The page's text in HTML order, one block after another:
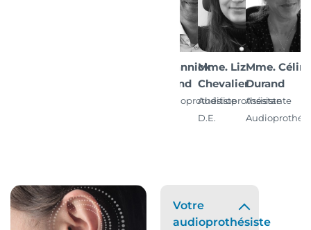
M. Yannick
Durand
Auditioprothésiste
Mme. Liz
Chevalier
Auditioprothésiste
D.E.
Mme.
Durand
Assistante
Votre
audioprothésiste